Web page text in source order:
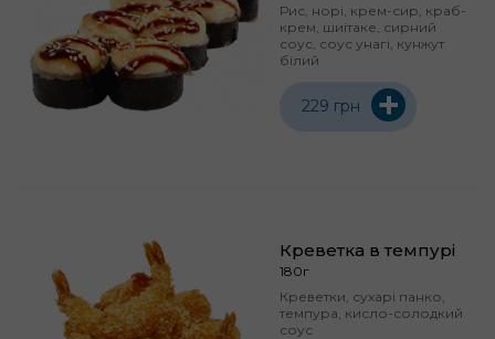
Рис, норі, крем-сир, краб-
крем, шиітаке, сирний
соус, соус унагі, кунжут
білий
229 грн +
Креветка в темпурі
180г
Креветки, сухарі панко,
темпура, кисло-солодкий
соус